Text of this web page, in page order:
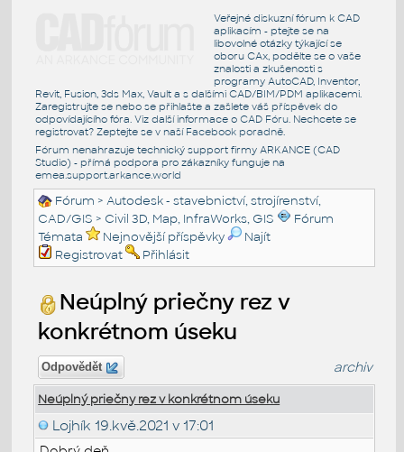
Veřejné diskuzní fórum k CAD
aplikacím - ptejte se na
libovolné otázky týkající se
oboru CAx, podělte se o vaše
znalosti a zkušenosti s
programy AutoCAD, Inventor,
Revit, Fusion, 3ds Max, Vault a s dalšími CAD/BIM/PDM aplikacemi.
Zaregistrujte se nebo se přihlašte a zašlete váš příspěvek do
odpovídajícího fóra. Viz další informace o CAD Fóru. Nechcete se
registrovat? Zeptejte se v naší Facebook poradně.
Fórum nenahrazuje technický support firmy ARKANCE (CAD
Studio) - přímá podpora pro zákazníky funguje na
emea.support.arkance.world
Fórum >Autodesk - stavebnictví, strojírenství,
CAD/GIS > Civil 3D, Map, InfraWorks, GIS
Fórum
Témata
Nejnovější příspěvky
Najít
Registrovat
Přihlásit
Neúplný priečny rez v
konkrétnom úseku
Odpovědět archiv
Neúplný priečny rez v konkrétnom úseku
Lojhík 19.kvě.2021 v 17:01